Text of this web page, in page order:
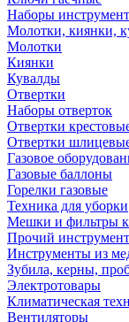
Наборы
Молотки, киянки,
Молотки
Киянки
Кувалды
Отвертки
Наборы отверток
Отвертки
Отвертки
Газовое
Газовые баллоны
Горелки газовые
Техника для уборки
Мешки и фильтры к
Прочий инструмент
Инструменты из
Зубила, керны,
Электротовары
Климатическая
Вентиляторы